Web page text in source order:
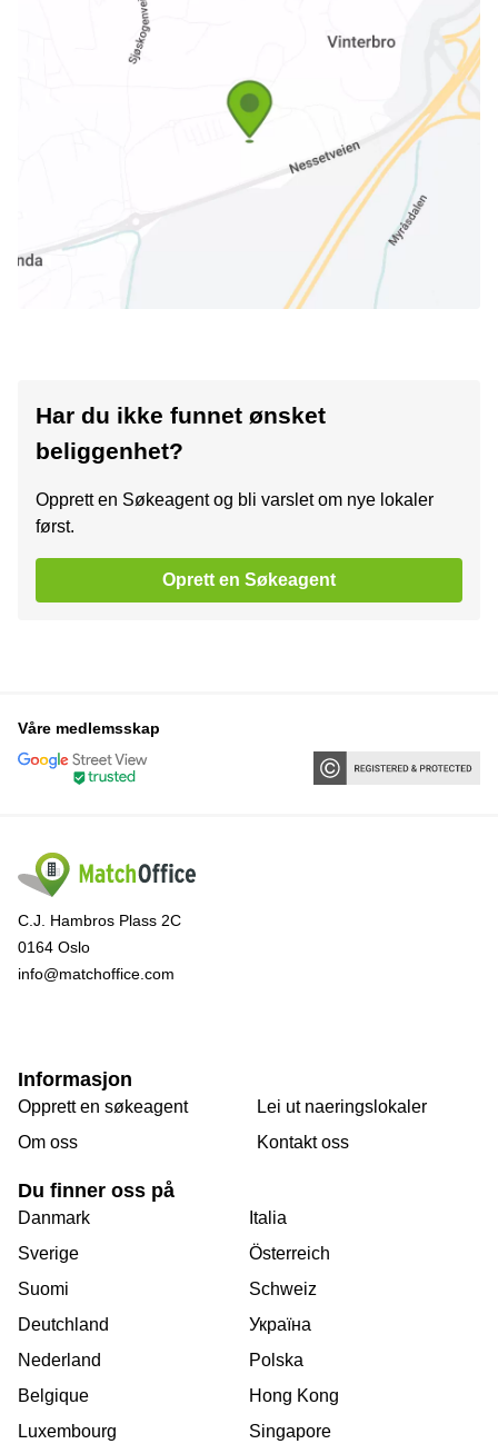
Har du ikke funnet ønsket
beliggenhet?
Opprett en Søkeagent og bli varslet om nye lokaler
først.
Oprett en Søkeagent
Våre medlemsskap
C.J. Hambros Plass 2C
0164 Oslo
info@matchoffice.com
Informasjon
Opprett en søkeagent
Om oss
Lei ut naeringslokaler
Kontakt oss
Du finner oss på
Danmark
Sverige
Suomi
Deutchland
Nederland
Belgique
Luxembourg
Italia
Österreich
Schweiz
Україна
Polska
Hong Kong
Singapore